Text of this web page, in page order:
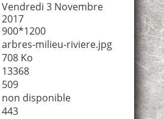
Vendredi 3 Novembre
2017
900*1200
arbres-milieu-riviere.jpg
708 Ko
13368
509
non disponible
443